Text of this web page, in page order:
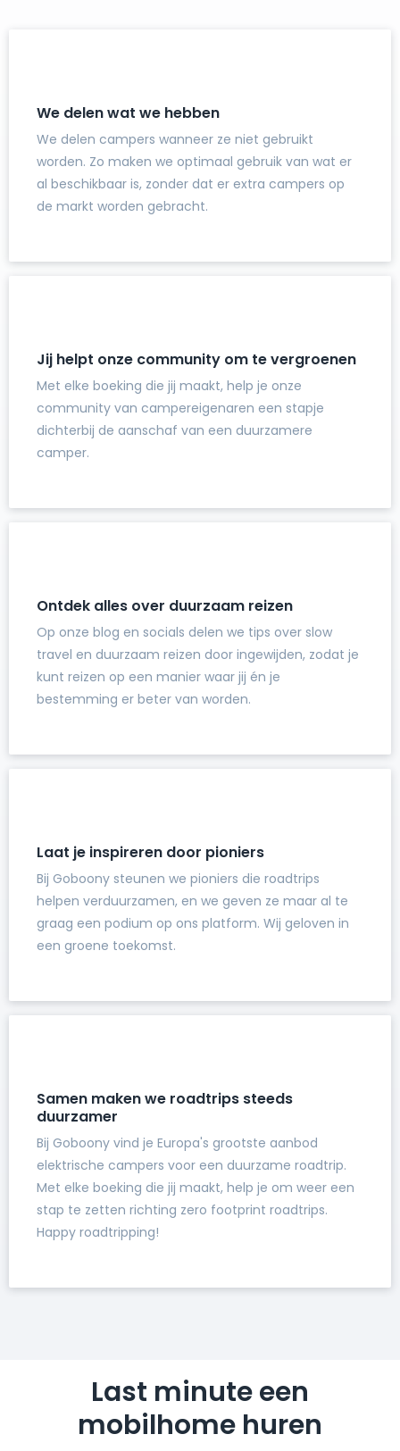
We delen wat we hebben
We delen campers wanneer ze niet gebruikt
worden. Zo maken we optimaal gebruik van wat er
al beschikbaar is, zonder dat er extra campers op
de markt worden gebracht.
Jij helpt onze community om te vergroenen
Met elke boeking die jij maakt, help je onze
community van campereigenaren een stapje
dichterbij de aanschaf van een duurzamere
camper.
Ontdek alles over duurzaam reizen
Op onze blog en socials delen we tips over slow
travel en duurzaam reizen door ingewijden, zodat je
kunt reizen op een manier waar jij én je
bestemming er beter van worden.
Laat je inspireren door pioniers
Bij Goboony steunen we pioniers die roadtrips
helpen verduurzamen, en we geven ze maar al te
graag een podium op ons platform. Wij geloven in
een groene toekomst.
Samen maken we roadtrips steeds
duurzamer
Bij Goboony vind je Europa's grootste aanbod
elektrische campers voor een duurzame roadtrip.
Met elke boeking die jij maakt, help je om weer een
stap te zetten richting zero footprint roadtrips.
Happy roadtripping!
Last minute een
mobilhome huren